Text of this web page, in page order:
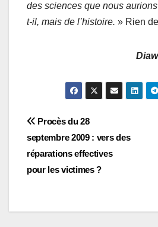
des sciences que nous
t-il, mais de l’histoire. » Rien
Navigation
de
l’article
Procès du 28
septembre 2009 : vers des
réparations effectives
pour les victimes ?